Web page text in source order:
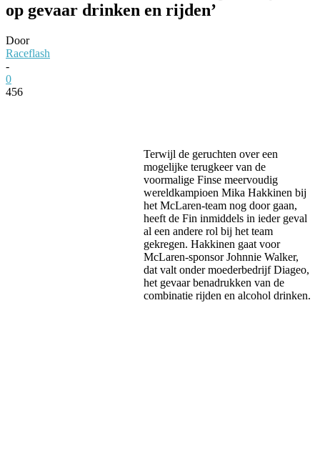
op gevaar drinken en rijden’
Door
Raceflash
-
0
456
Terwijl de geruchten over een
mogelijke terugkeer van de
voormalige Finse meervoudig
wereldkampioen Mika Hakkinen bij
het McLaren-team nog door gaan,
heeft de Fin inmiddels in ieder geval
al een andere rol bij het team
gekregen. Hakkinen gaat voor
McLaren-sponsor Johnnie Walker,
dat valt onder moederbedrijf Diageo,
het gevaar benadrukken van de
combinatie rijden en alcohol drinken.